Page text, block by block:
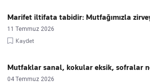
Marifet iltifata tabidir: Mutfağımızla
11 Temmuz 2026
Kaydet
Mutfaklar sanal, kokular eksik, sofralar
04 Temmuz 2026